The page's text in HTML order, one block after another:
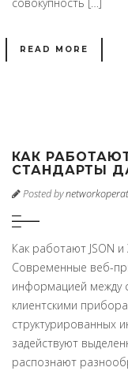
совокупность […]
READ MORE
КАК РАБОТАЮТ
СТАНДАРТЫ
Posted by
Как работают JSON
Современные веб-
информацией между
клиентскими
структурированных
задействуют
распознают